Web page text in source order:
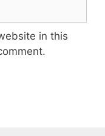
in this